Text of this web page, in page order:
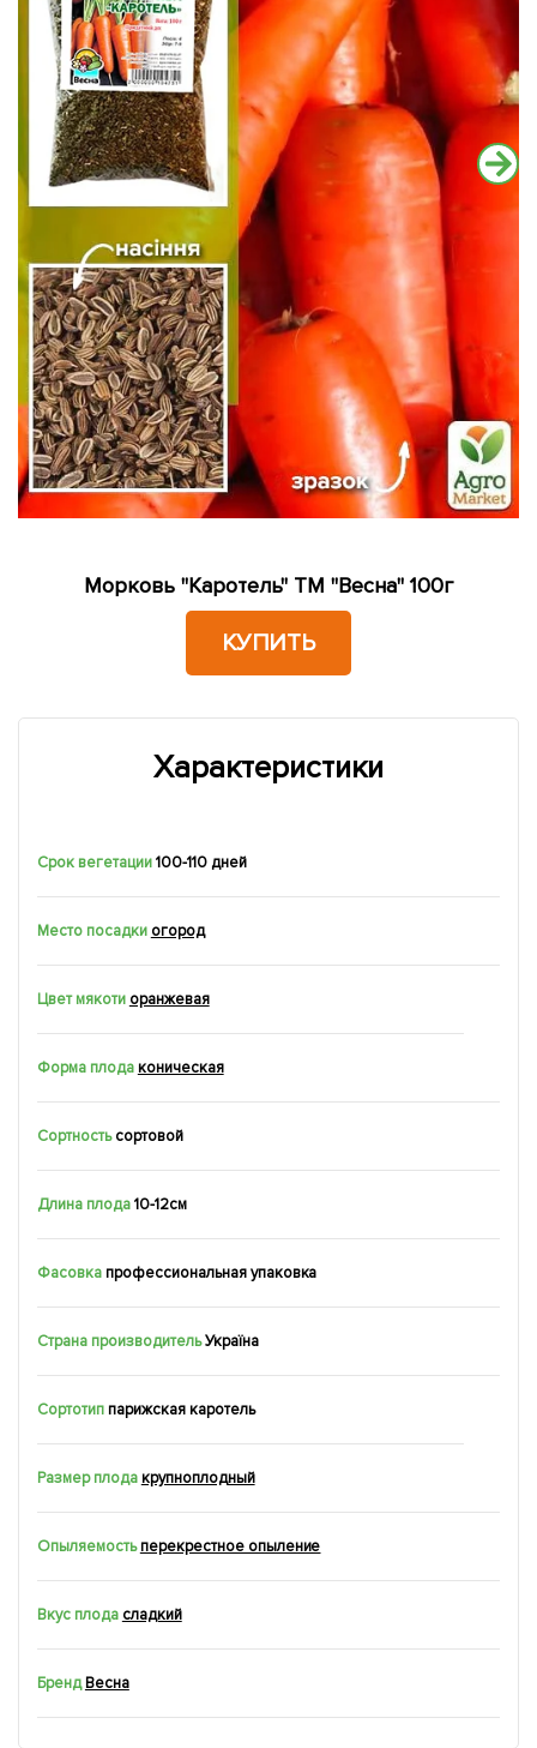
Морковь "Каротель" ТМ "Весна" 100г
КУПИТЬ
Характеристики
Срок вегетации 100-110 дней
Место посадки огород
Цвет мякоти оранжевая
Форма плодаконическая
Сортность сортовой
Длина плода10-12см
Фасовкапрофессиональная упаковка
Страна производитель Україна
Сортотиппарижская каротель
Размер плодакрупноплодный
Опыляемостьперекрестное опыление
Вкус плода сладкий
БрендВесна